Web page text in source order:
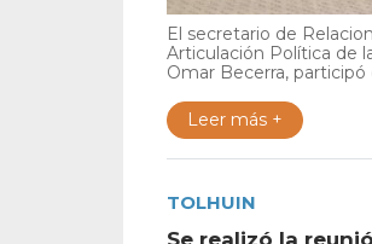
El secretario de
Articulación Política de
Omar Becerra,
Leer más +
TOLHUIN
Se realizó la